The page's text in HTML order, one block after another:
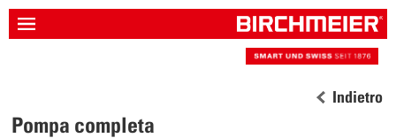
Indietro
Pompa completa